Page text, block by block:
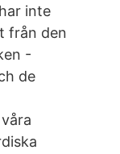
inte
från den
-
de